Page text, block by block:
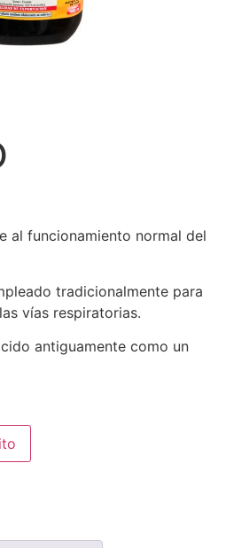
al funcionamiento normal del
tradicionalmente para
vías respiratorias.
antiguamente como un